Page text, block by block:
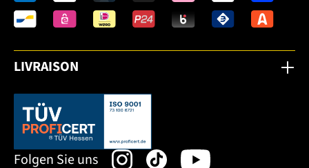
LIVRAISON
Dieser Link öffnet sich in einem neuen Tab.
Folgen Sie uns